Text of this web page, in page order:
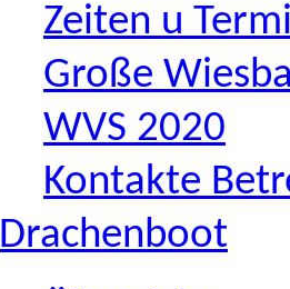
Zeiten u
Große
WVS 2020
Kontakte
Drachenboot